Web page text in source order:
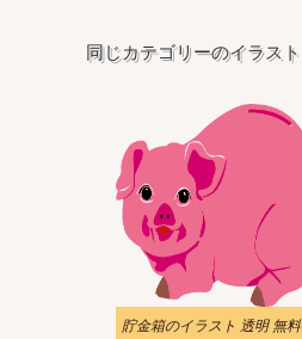
同じカテゴリーのイラスト
貯金箱のイラスト 透明 無料